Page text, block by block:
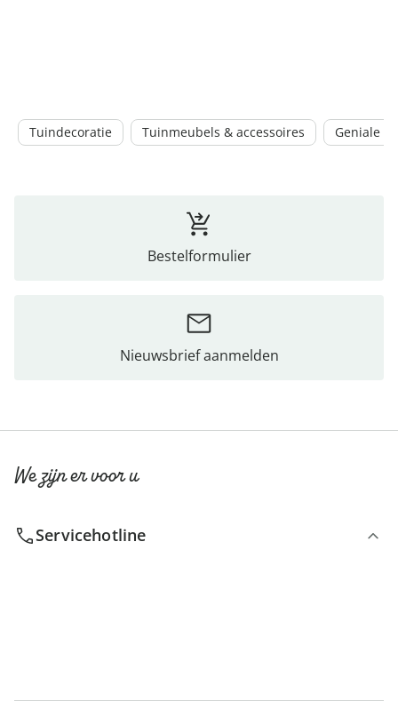
Tuindecoratie Tuinmeubels & accessoires Geniale
Bestelformulier
Nieuwsbrief aanmelden
We zijn er voor u
Servicehotline